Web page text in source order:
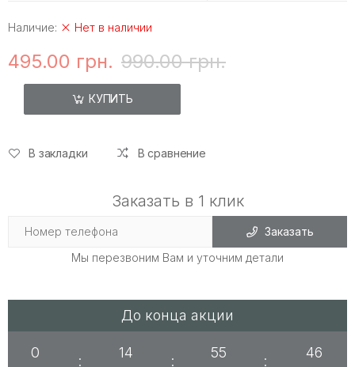
Наличие: Нет в наличии
495.00 грн. 990.00 грн.
КУПИТЬ
В закладки В сравнение
Заказать в 1 клик
Заказать
Мы перезвоним Вам и уточним детали
До конца акции
0
:
14
:
55
:
46